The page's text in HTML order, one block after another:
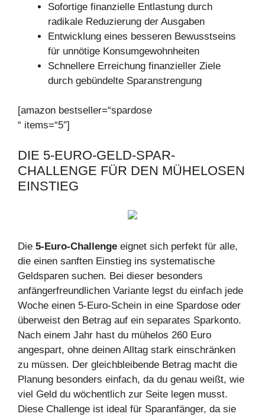
Sofortige finanzielle Entlastung durch
radikale Reduzierung der Ausgaben
Entwicklung eines besseren Bewusstseins
für unnötige Konsumgewohnheiten
Schnellere Erreichung finanzieller Ziele
durch gebündelte Sparanstrengung
[amazon bestseller=“spardose
“ items=“5″]
DIE 5-EURO-GELD-SPAR-
CHALLENGE FÜR DEN MÜHELOSEN
EINSTIEG
Die 5-Euro-Challenge eignet sich perfekt für alle,
die einen sanften Einstieg ins systematische
Geldsparen suchen. Bei dieser besonders
anfängerfreundlichen Variante legst du einfach jede
Woche einen 5-Euro-Schein in eine Spardose oder
überweist den Betrag auf ein separates Sparkonto.
Nach einem Jahr hast du mühelos 260 Euro
angespart, ohne deinen Alltag stark einschränken
zu müssen. Der gleichbleibende Betrag macht die
Planung besonders einfach, da du genau weißt, wie
viel Geld du wöchentlich zur Seite legen musst.
Diese Challenge ist ideal für Sparanfänger, da sie